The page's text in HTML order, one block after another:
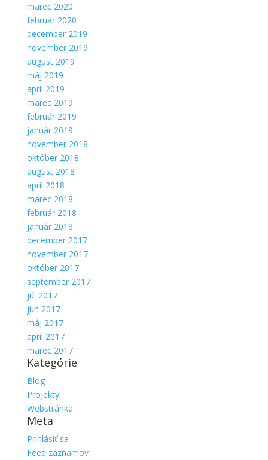
marec 2020
február 2020
december 2019
november 2019
august 2019
máj 2019
apríl 2019
marec 2019
február 2019
január 2019
november 2018
október 2018
august 2018
apríl 2018
marec 2018
február 2018
január 2018
december 2017
november 2017
október 2017
september 2017
júl 2017
jún 2017
máj 2017
apríl 2017
marec 2017
Kategórie
Blog
Projekty
Webstránka
Meta
Prihlásiť sa
Feed záznamov